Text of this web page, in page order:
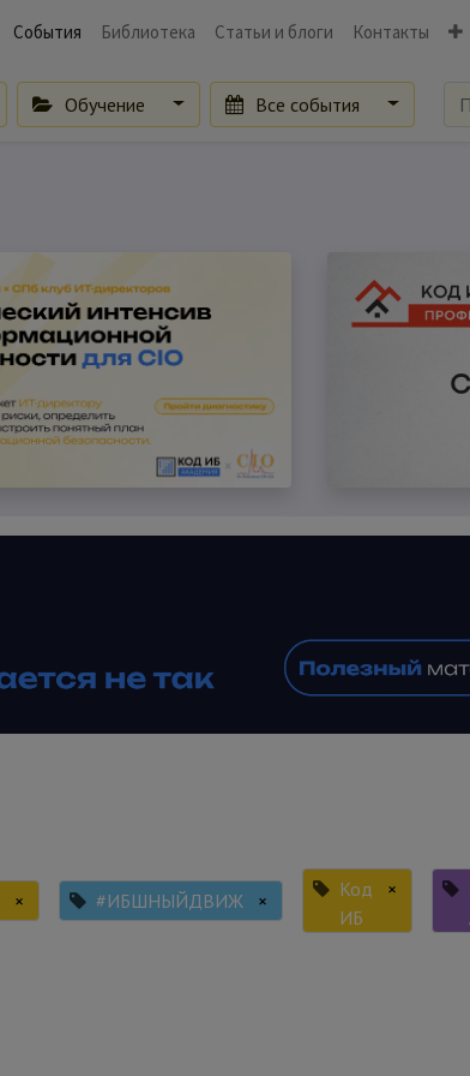
События Библиотека Статьи и блоги Контакты
Обучение Все события
× #ИБШНЫЙДВИЖ ×
Код
ИБ
×